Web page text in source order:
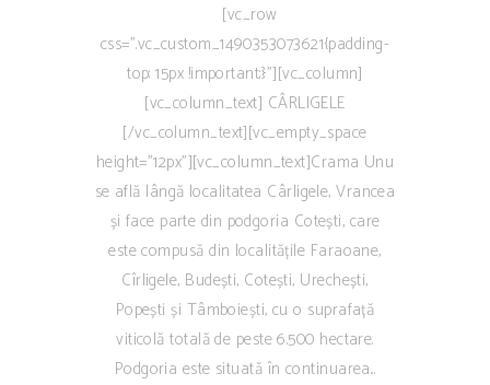
[vc_row
css=".vc_custom_1490353073621{padding-
top: 15px !important;}"][vc_column]
[vc_column_text] CÂRLIGELE
[/vc_column_text][vc_empty_space
height="12px"][vc_column_text]Crama Unu
se află lângă localitatea Cârligele, Vrancea
și face parte din podgoria Cotești, care
este compusă din localitățile Faraoane,
Cîrligele, Budești, Cotești, Urechești,
Popești și Tâmboiești, cu o suprafață
viticolă totală de peste 6.500 hectare.
Podgoria este situată în continuarea